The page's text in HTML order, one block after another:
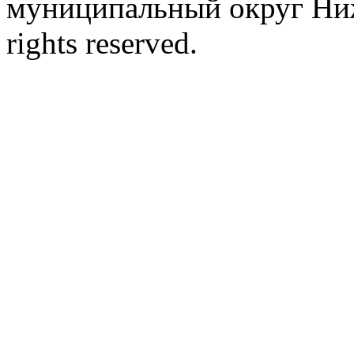
муниципальный округ
rights reserved.